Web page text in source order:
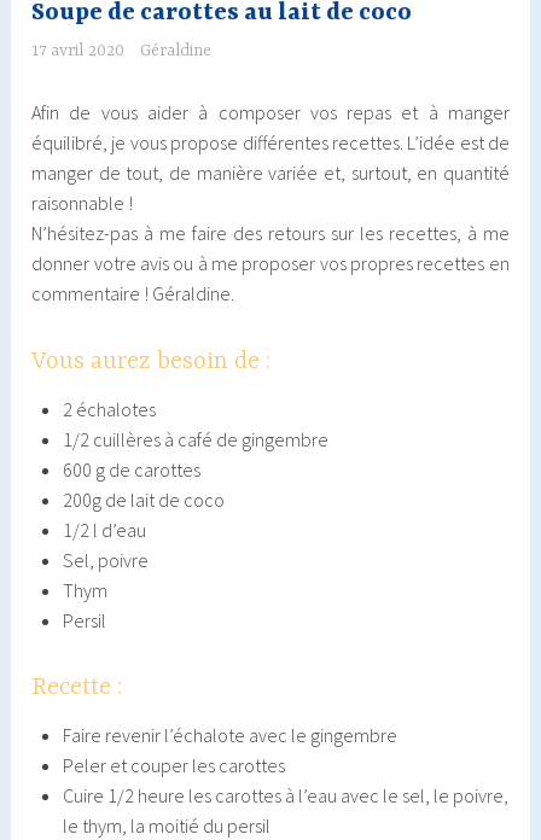
Soupe de carottes au lait de coco
17 avril 2020 Géraldine
Afin de vous aider à composer vos repas et à manger
équilibré, je vous propose différentes recettes. L’idée est de
manger de tout, de manière variée et, surtout, en quantité
raisonnable !
N’hésitez-pas à me faire des retours sur les recettes, à me
donner votre avis ou à me proposer vos propres recettes en
commentaire ! Géraldine.
Vous aurez besoin de :
2 échalotes
1/2 cuillères à café de gingembre
600 g de carottes
200g de lait de coco
1/2 l d’eau
Sel, poivre
Thym
Persil
Recette :
Faire revenir l’échalote avec le gingembre
Peler et couper les carottes
Cuire 1/2 heure les carottes à l’eau avec le sel, le poivre,
le thym, la moitié du persil